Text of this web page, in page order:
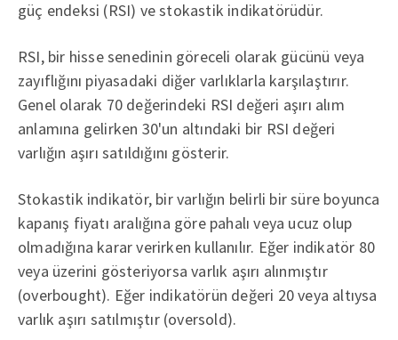
güç endeksi (RSI) ve stokastik indikatörüdür.
RSI, bir hisse senedinin göreceli olarak gücünü veya
zayıflığını piyasadaki diğer varlıklarla karşılaştırır.
Genel olarak 70 değerindeki RSI değeri aşırı alım
anlamına gelirken 30'un altındaki bir RSI değeri
varlığın aşırı satıldığını gösterir.
Stokastik indikatör, bir varlığın belirli bir süre boyunca
kapanış fiyatı aralığına göre pahalı veya ucuz olup
olmadığına karar verirken kullanılır. Eğer indikatör 80
veya üzerini gösteriyorsa varlık aşırı alınmıştır
(overbought). Eğer indikatörün değeri 20 veya altıysa
varlık aşırı satılmıştır (oversold).